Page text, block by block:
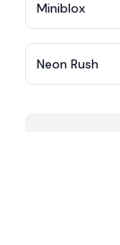
Miniblox
Neon Rush